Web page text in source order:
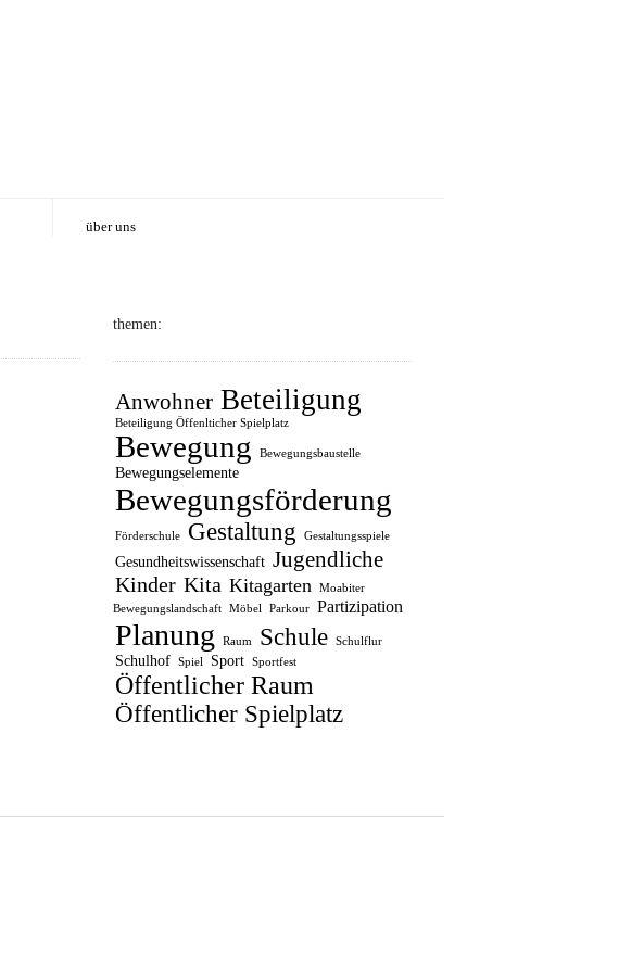
über uns
themen:
Anwohner Beteiligung
Beteiligung Öffenlticher Spielplatz
Bewegung Bewegungsbaustelle
Bewegungselemente
Bewegungsförderung
Förderschule Gestaltung Gestaltungsspiele
Gesundheitswissenschaft Jugendliche
Kinder Kita Kitagarten
Moabiter
Bewegungslandschaft
Möbel Parkour Partizipation
Planung Raum Schule Schulflur
Schulhof Spiel Sport Sportfest
Öffentlicher Raum
Öffentlicher Spielplatz